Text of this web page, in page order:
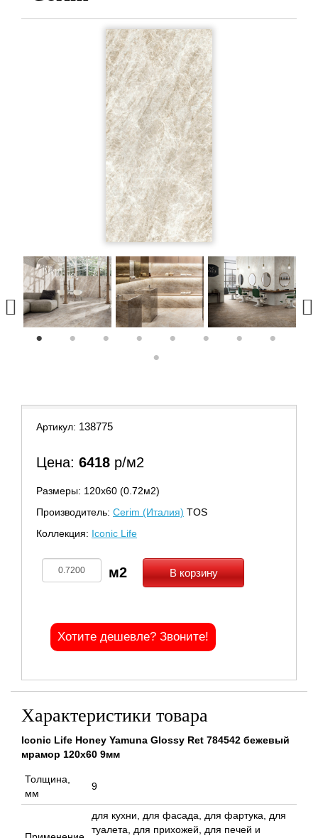
Артикул: 138775
Цена: 6418 р/м2
Размеры: 120х60 (0.72м2)
Производитель: Cerim (Италия) TOS
Коллекция: Iconic Life
В корзину
Хотите дешевле? Звоните!
Характеристики товара
Iconic Life Honey Yamuna Glossy Ret 784542 бежевый
мрамор 120x60 9мм
Толщина,
мм
9
для кухни, для фасада, для фартука, для
туалета, для прихожей, для печей и